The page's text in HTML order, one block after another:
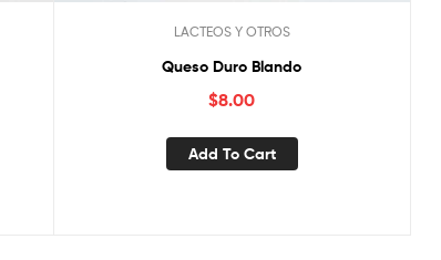
LACTEOS Y OTROS
Queso Duro Blando
$8.00
Add To Cart